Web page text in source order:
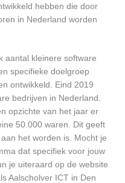
hebben die door
in Nederland worden
aantal kleinere software
specifieke doelgroep
ontwikkeld. Eind 2019
bedrijven in Nederland.
opzichte van het jaar er
50.000 waren. Dit geeft
het worden is. Mocht je
dat specifiek voor jouw
je uiteraard op de website
Aalscholver ICT in Den